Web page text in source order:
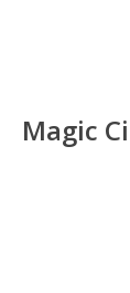
Magic